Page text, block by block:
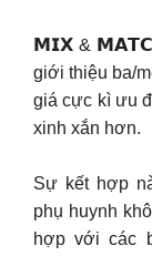
𝗠𝗜𝗫 &
giới thiệu ba/
giá cực kì ưu
xinh xắn hơn.
Sự kết hợp
phụ huynh
hợp với các